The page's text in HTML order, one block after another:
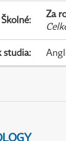
Školné: Za
studia: